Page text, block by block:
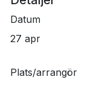
Datum
27 apr
Plats/arrangör